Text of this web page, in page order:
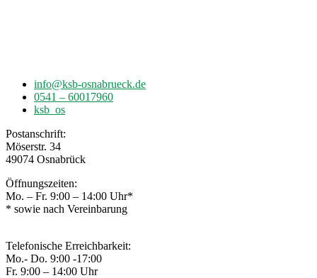
info@ksb-osnabrueck.de
0541 – 60017960
ksb_os
Postanschrift:
Möserstr. 34
49074 Osnabrück
Öffnungszeiten:
Mo. – Fr. 9:00 – 14:00 Uhr*
* sowie nach Vereinbarung
Telefonische Erreichbarkeit:
Mo.- Do. 9:00 -17:00
Fr. 9:00 – 14:00 Uhr